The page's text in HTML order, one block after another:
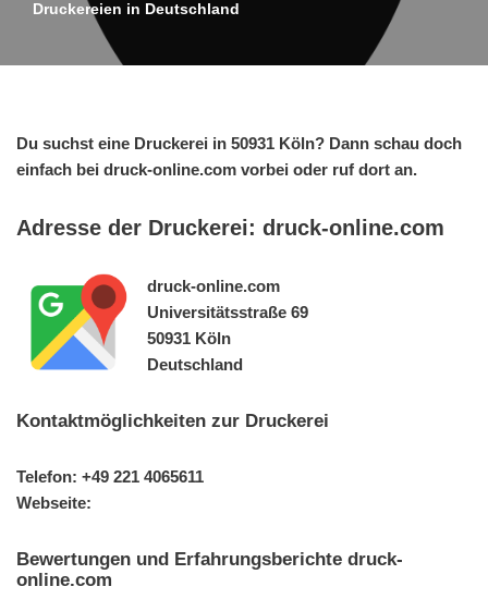
Druckereien in Deutschland
Du suchst eine Druckerei in 50931 Köln? Dann schau doch
einfach bei druck-online.com vorbei oder ruf dort an.
Adresse der Druckerei: druck-online.com
druck-online.com
Universitätsstraße 69
50931 Köln
Deutschland
Kontaktmöglichkeiten zur Druckerei
Telefon: +49 221 4065611
Webseite:
Bewertungen und Erfahrungsberichte druck-
online.com